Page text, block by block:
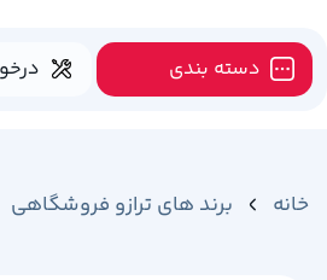
دسته بندی
خانه برند های ترازو فروشگاهی